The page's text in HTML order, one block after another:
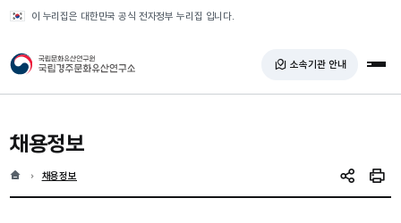
이 누리집은 대한민국 공식 전자정부 누리집 입니다.
국가유산청 국립경주문화유산연구소 소속기관 안내 전
채용정보
홈 현재 위치
채용정보 SNS 공유인쇄